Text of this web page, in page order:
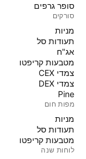
סופר גרפים
סורקים
מניות‏
תעודות סל
אג"ח
מטבעות קריפטו
צמדי CEX
צמדי DEX
Pine
מפות חום
מניות‏
תעודות סל
מטבעות קריפטו
לוחות שנה